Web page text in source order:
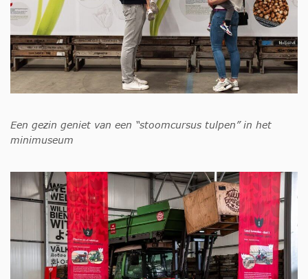
Een gezin geniet van een “stoomcursus tulpen” in het
minimuseum